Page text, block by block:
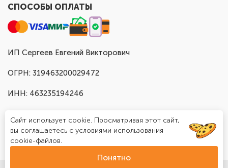
СПОСОБЫ ОПЛАТЫ
ИП Сергеев Евгений Викторович
ОГРН: 319463200029472
ИНН: 463235194246
Сайт использует cookie. Просматривая этот сайт,
вы соглашаетесь с условиями использования
cookie-файлов.
Понятно